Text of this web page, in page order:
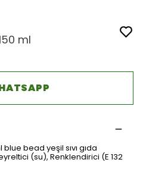
ml
bead yeşil sıvı gıda
(su), Renklendirici (E 132